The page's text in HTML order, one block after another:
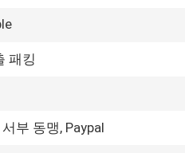
패킹
부 동맹, Paypal